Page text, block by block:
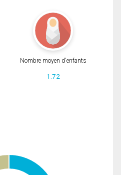
Nombre moyen d'enfants
1.72